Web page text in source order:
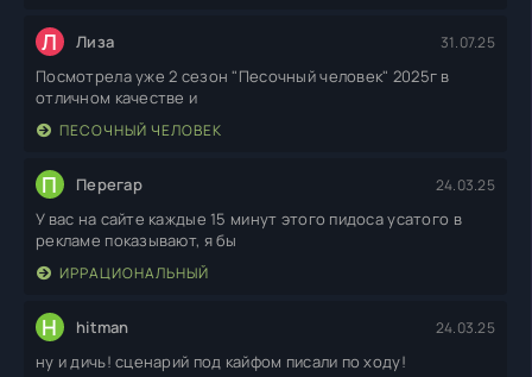
Л Лиза 31.07.25
Посмотрела уже 2 сезон "Песочный человек" 2025г в
отличном качестве и
ПЕСОЧНЫЙ ЧЕЛОВЕК
П Перегар 24.03.25
У вас на сайте каждые 15 минут этого пидоса усатого в
рекламе показывают, я бы
ИРРАЦИОНАЛЬНЫЙ
H hitman 24.03.25
ну и дичь! сценарий под кайфом писали по ходу!